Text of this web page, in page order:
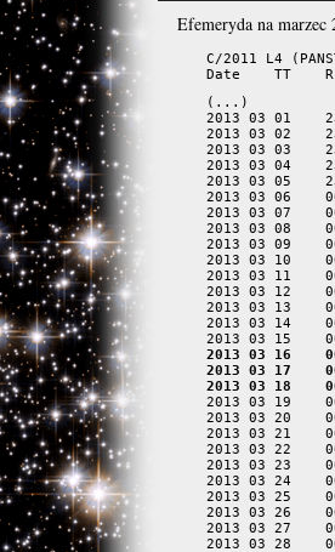
Efemeryda na marzec
C/2011 L4
Date    TT
(...)
2013 03 01
2013 03 02
2013 03 03
2013 03 04
2013 03 05
2013 03 06
2013 03 07
2013 03 08
2013 03 09
2013 03 10
2013 03 11
2013 03 12
2013 03 13
2013 03 14
2013 03 16
2013 03 17
2013 03 18
2013 03 19
2013 03 20
2013 03 21
2013 03 22
2013 03 23
2013 03 24
2013 03 25
2013 03 26
2013 03 27
2013 03 28